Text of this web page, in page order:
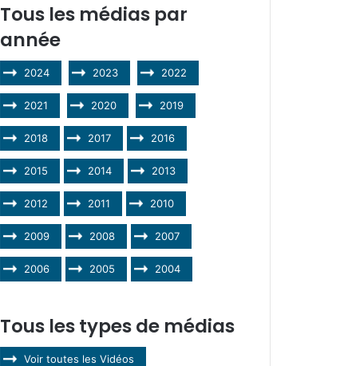
Tous les médias par
année
2024 2023 2022
2021 2020 2019
2018 2017 2016
2015 2014 2013
2012 2011 2010
2009 2008 2007
2006 2005 2004
Tous les types de médias
Voir toutes les Vidéos